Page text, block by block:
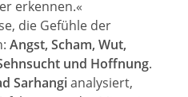
erkennen.«
die Gefühle der
Angst, Scham, Wut,
und Hoffnung.
Sarhangianalysiert,